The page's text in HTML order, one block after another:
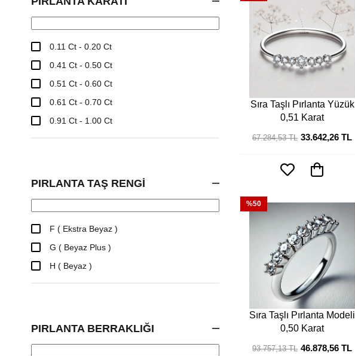
0.11 Ct - 0.20 Ct
0.41 Ct - 0.50 Ct
0.51 Ct - 0.60 Ct
0.61 Ct - 0.70 Ct
0.91 Ct - 1.00 Ct
PIRLANTA TAŞ RENGI
F ( Ekstra Beyaz )
G ( Beyaz Plus )
H ( Beyaz )
PIRLANTA BERRAKLIĞI
Sıra Taşlı Pırlanta Yüzük
0,51 Karat
33.642,26 TL
67.284,53 TL
Sıra Taşlı Pırlanta Modeli
0,50 Karat
46.878,56 TL
93.757,13 TL
%50